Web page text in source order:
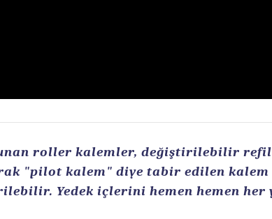
roller kalemler, değiştirilebilir
"pilot kalem" diye tabir edilen kalem
Yedek içlerini hemen hemen her